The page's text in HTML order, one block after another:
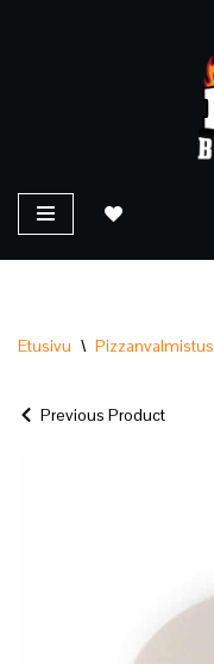
Etusivu \ Pizzanvalmistus
Previous Product